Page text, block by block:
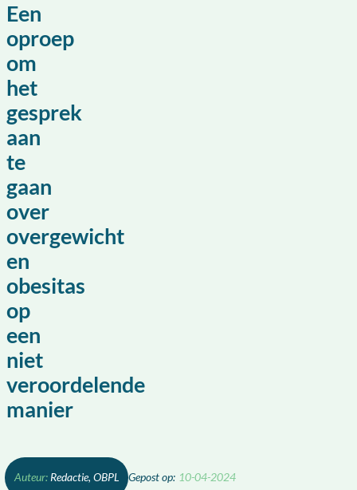
Een
oproep
om
het
gesprek
aan
te
gaan
over
overgewicht
en
obesitas
op
een
niet
veroordelende
manier
Redactie, OBPL 10-04-2024